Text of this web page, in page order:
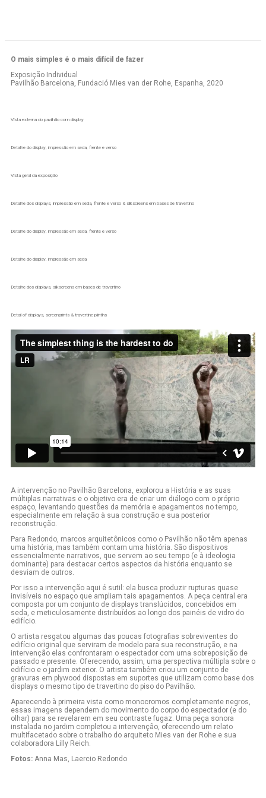
O mais simples é o mais difícil de fazer
Exposição Individual
Pavilhão Barcelona, Fundació Mies van der Rohe, Espanha, 2020
Vista externa do pavilhão com display
Detalhe do display, impressão em seda, frente e verso
Vista geral da exposição
Detalhe dos displays, impressão em seda, frente e verso & silkscreens em bases de travertino
Detalhe do display, impressão em seda, frente e verso
Detalhe do display, impressão em seda
Detalhe dos displays, silkscreens em bases de travertino
Detail of displays, screenprints & travertine plinths
A intervenção no Pavilhão Barcelona, explorou a História e as suas
múltiplas narrativas e o objetivo era de criar um diálogo com o próprio
espaço, levantando questões da memória e apagamentos no tempo,
especialmente em relação à sua construção e sua posterior
reconstrução.
Para Redondo, marcos arquitetônicos como o Pavilhão não têm apenas
uma história, mas também contam uma história. São dispositivos
essencialmente narrativos, que servem ao seu tempo (e à ideologia
dominante) para destacar certos aspectos da história enquanto se
desviam de outros.
Por isso a intervenção aqui é sutil: ela busca produzir rupturas quase
invisíveis no espaço que ampliam tais apagamentos. A peça central era
composta por um conjunto de displays translúcidos, concebidos em
seda, e meticulosamente distribuídos ao longo dos painéis de vidro do
edifício.
O artista resgatou algumas das poucas fotografias sobreviventes do
edifício original que serviram de modelo para sua reconstrução, e na
intervenção elas confrontaram o espectador com uma sobreposição de
passado e presente. Oferecendo, assim, uma perspectiva múltipla sobre o
edifício e o jardim exterior. O artista também criou um conjunto de
gravuras em plywood dispostas em suportes que utilizam como base dos
displays o mesmo tipo de travertino do piso do Pavilhão.
Aparecendo à primeira vista como monocromos completamente negros,
essas imagens dependem do movimento do corpo do espectador (e do
olhar) para se revelarem em seu contraste fugaz. Uma peça sonora
instalada no jardim completou a intervenção, oferecendo um relato
multifacetado sobre o trabalho do arquiteto Mies van der Rohe e sua
colaboradora Lilly Reich.
Fotos: Anna Mas, Laercio Redondo